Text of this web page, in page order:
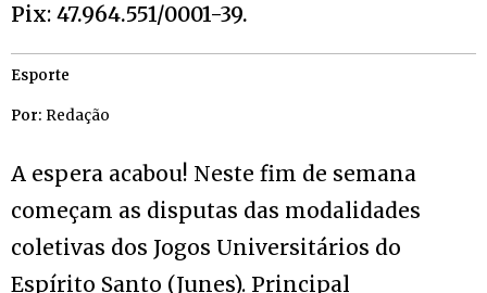
Pix: 47.964.551/0001-39.
Esporte
Por: Redação
A espera acabou! Neste fim de semana
começam as disputas das modalidades
coletivas dos Jogos Universitários do
Espírito Santo (Junes). Principal